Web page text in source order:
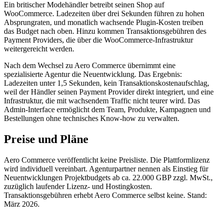
Ein britischer Modehändler betreibt seinen Shop auf
WooCommerce. Ladezeiten über drei Sekunden führen zu hohen
Absprungraten, und monatlich wachsende Plugin-Kosten treiben
das Budget nach oben. Hinzu kommen Transaktionsgebühren des
Payment Providers, die über die WooCommerce-Infrastruktur
weitergereicht werden.
Nach dem Wechsel zu Aero Commerce übernimmt eine
spezialisierte Agentur die Neuentwicklung. Das Ergebnis:
Ladezeiten unter 1,5 Sekunden, kein Transaktionskostenaufschlag,
weil der Händler seinen Payment Provider direkt integriert, und eine
Infrastruktur, die mit wachsendem Traffic nicht teurer wird. Das
Admin-Interface ermöglicht dem Team, Produkte, Kampagnen und
Bestellungen ohne technisches Know-how zu verwalten.
Preise und Pläne
Aero Commerce veröffentlicht keine Preisliste. Die Plattformlizenz
wird individuell vereinbart. Agenturpartner nennen als Einstieg für
Neuentwicklungen Projektbudgets ab ca. 22.000 GBP zzgl. MwSt.,
zuzüglich laufender Lizenz- und Hostingkosten.
Transaktionsgebühren erhebt Aero Commerce selbst keine. Stand:
März 2026.